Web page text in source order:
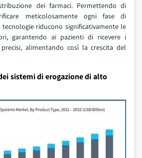
dei farmaci. Permettendo di
meticolosamente ogni fase di
tecnologie riducono significativamente le
garantendo ai pazienti di ricevere i
alimentando così la crescita del
sistemi di erogazione di alto